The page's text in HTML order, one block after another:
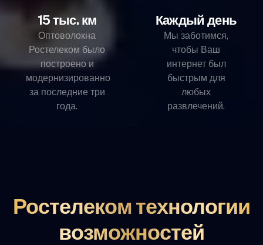
15 тыс. км
Оптоволокна
Ростелеком было
построено и
модернизированно
за последние три
года.
Каждый день
Мы заботимся,
чтобы Ваш
интернет был
быстрым для
любых
развлечений.
Ростелеком технологии
возможностей